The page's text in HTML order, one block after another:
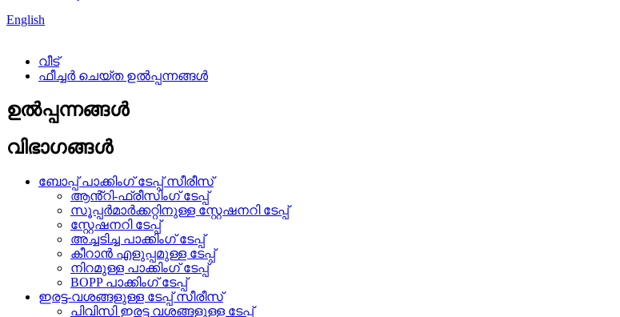
English
വീട്
ഫീച്ചർ ചെയ്ത ഉൽപ്പന്നങ്ങൾ
ഉൽപ്പന്നങ്ങൾ
വിഭാഗങ്ങൾ
ബോപ്പ് പാക്കിംഗ് ടേപ്പ് സീരീസ്
ആൻ്റി-ഫ്രീസിംഗ് ടേപ്പ്
സൂപ്പർമാർക്കറ്റിനുള്ള സ്റ്റേഷനറി ടേപ്പ്
സ്റ്റേഷനറി ടേപ്പ്
അച്ചടിച്ച പാക്കിംഗ് ടേപ്പ്
കീറാൻ എളുപ്പമുള്ള ടേപ്പ്
നിറമുള്ള പാക്കിംഗ് ടേപ്പ്
BOPP പാക്കിംഗ് ടേപ്പ്
ഇരട്ട-വശങ്ങളുള്ള ടേപ്പ് സീരീസ്
പിവിസി ഇരട്ട വശങ്ങളുള്ള ടേപ്പ്